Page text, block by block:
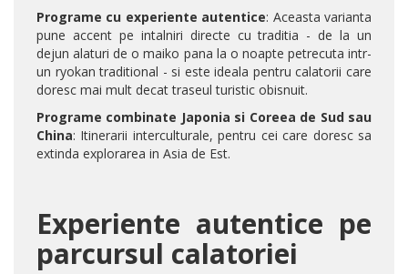
Programe cu experiente autentice: Aceasta varianta
pune accent pe intalniri directe cu traditia - de la un
dejun alaturi de o maiko pana la o noapte petrecuta intr-
un ryokan traditional - si este ideala pentru calatorii care
doresc mai mult decat traseul turistic obisnuit.
Programe combinate Japonia si Coreea de Sud sau
China: Itinerarii interculturale, pentru cei care doresc sa
extinda explorarea in Asia de Est.
Experiente autentice pe
parcursul calatoriei